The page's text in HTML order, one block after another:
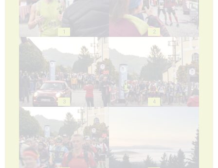
1 2
3 4